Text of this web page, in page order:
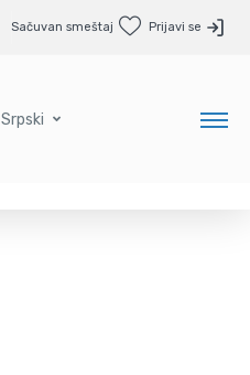
Sačuvan smeštaj Prijavi se
Srpski